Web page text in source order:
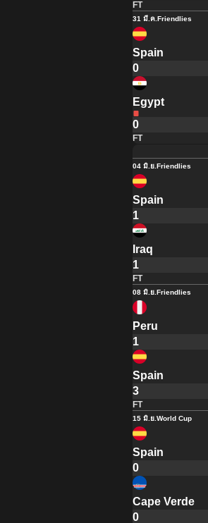
FT
31 มี.ค.Friendlies
Spain
0
Egypt
0
FT
04 มิ.ย.Friendlies
Spain
1
Iraq
1
FT
08 มิ.ย.Friendlies
Peru
1
Spain
3
FT
15 มิ.ย.World Cup
Spain
0
Cape Verde
0